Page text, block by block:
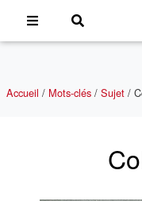
Accueil / Mots-clés / Sujet /